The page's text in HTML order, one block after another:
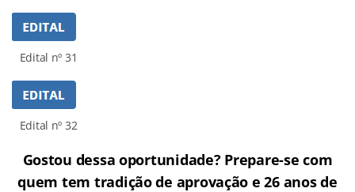
Edital nº 31
Edital nº 32
Gostou dessa oportunidade? Prepare-se com
quem tem tradição de aprovação e 26 anos de